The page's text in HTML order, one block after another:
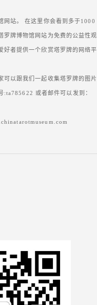
网站。 在这里你会看到多于1000
罗牌博物馆网站为免费的公益性观
好者提供一个欣赏塔罗牌的网络平
可以跟我们一起收集塔罗牌的图片
:ta785622 或者邮件可以发到：